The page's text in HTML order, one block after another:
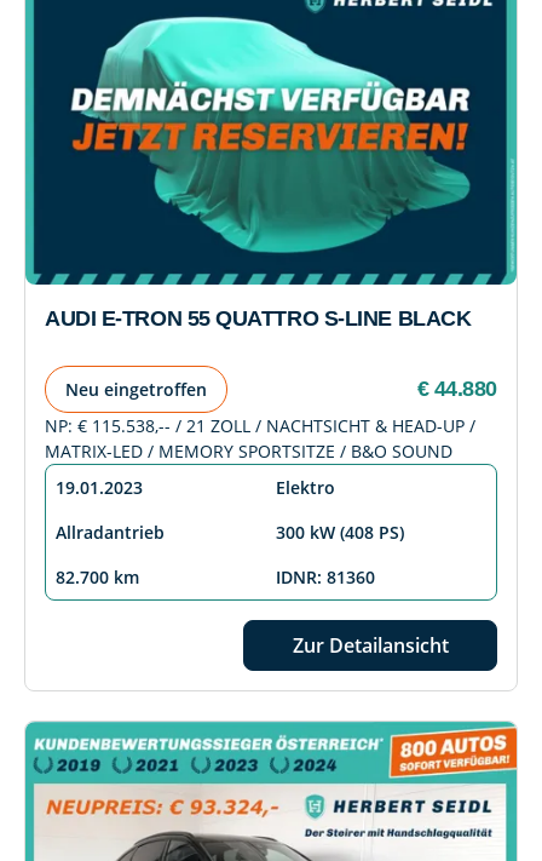
AUDI E-TRON 55 QUATTRO S-LINE BLACK
Neu eingetroffen € 44.880
NP: € 115.538,-- / 21 ZOLL / NACHTSICHT & HEAD-UP /
MATRIX-LED / MEMORY SPORTSITZE / B&O SOUND
19.01.2023
Elektro
Allradantrieb
300 kW (408 PS)
82.700 km
IDNR: 81360
Zur Detailansicht